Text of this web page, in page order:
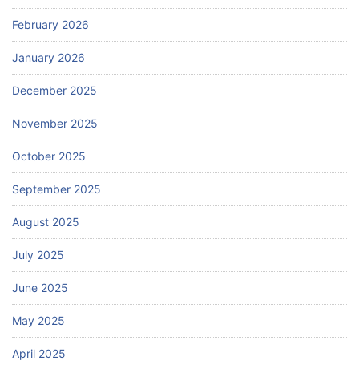
February 2026
January 2026
December 2025
November 2025
October 2025
September 2025
August 2025
July 2025
June 2025
May 2025
April 2025